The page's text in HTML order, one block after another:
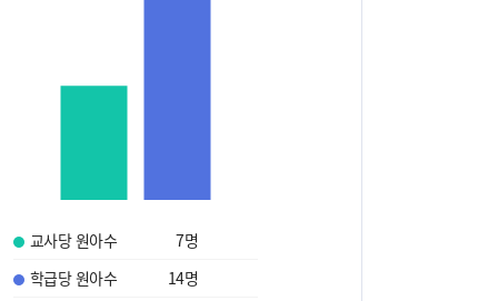
교사당 원아수 7명
학급당 원아수
14명